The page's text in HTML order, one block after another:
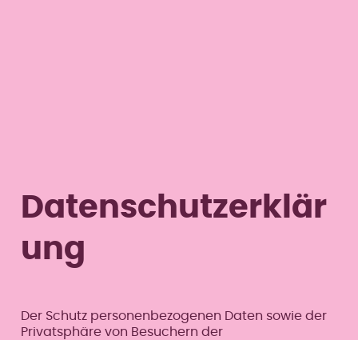
Datenschutzerklär
ung
Der Schutz personenbezogenen Daten sowie der
Privatsphäre von Besuchern der